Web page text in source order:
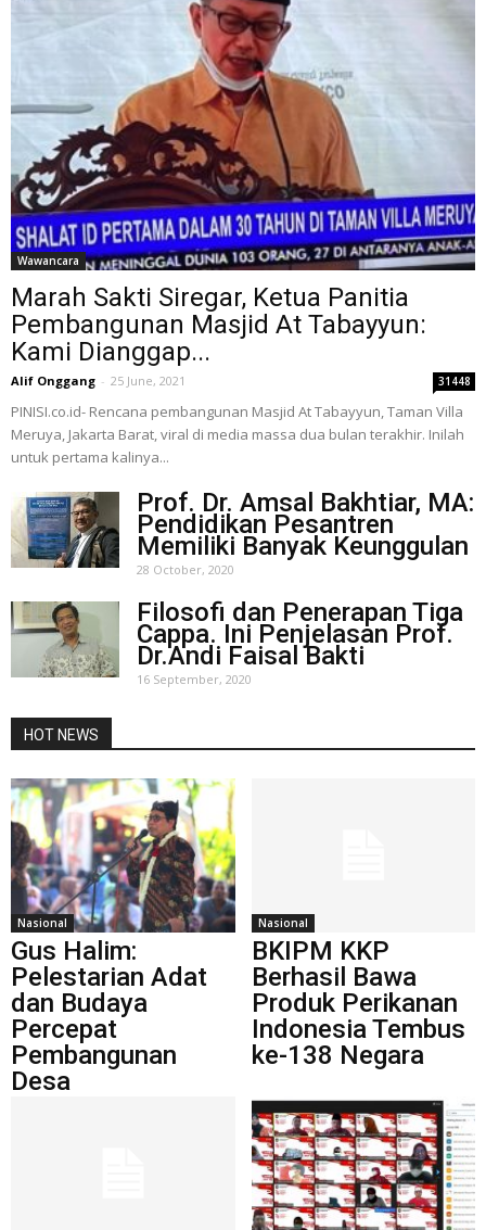
Wawancara
Marah Sakti Siregar, Ketua Panitia
Pembangunan Masjid At Tabayyun:
Kami Dianggap...
Alif Onggang - 25 June, 2021 31448
PINISI.co.id- Rencana pembangunan Masjid At Tabayyun, Taman Villa
Meruya, Jakarta Barat, viral di media massa dua bulan terakhir. Inilah
untuk pertama kalinya...
Prof. Dr. Amsal Bakhtiar, MA:
Pendidikan Pesantren
Memiliki Banyak Keunggulan
28 October, 2020
Filosofi dan Penerapan Tiga
Cappa. Ini Penjelasan Prof.
Dr.Andi Faisal Bakti
16 September, 2020
HOT NEWS
Nasional
Gus Halim:
Pelestarian Adat
dan Budaya
Percepat
Pembangunan
Desa
Nasional
BKIPM KKP
Berhasil Bawa
Produk Perikanan
Indonesia Tembus
ke-138 Negara